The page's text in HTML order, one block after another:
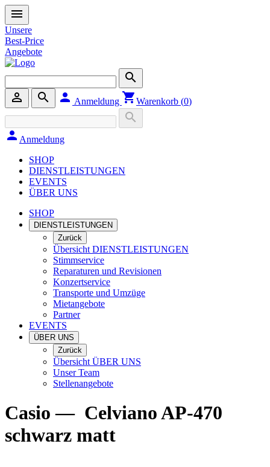
menu
Unsere
Best-Price
Angebote
search
person_outline
search person Anmeldung shopping_cartWarenkorb (0)
search
person Anmeldung
SHOP
DIENSTLEISTUNGEN
EVENTS
ÜBER UNS
SHOP
DIENSTLEISTUNGEN
Zurück
Übersicht DIENSTLEISTUNGEN
Stimmservice
Reparaturen und Revisionen
Konzertservice
Transporte und Umzüge
Mietangebote
Partner
EVENTS
ÜBER UNS
Zurück
Übersicht ÜBER UNS
Unser Team
Stellenangebote
Casio — Celviano AP-470
schwarz matt